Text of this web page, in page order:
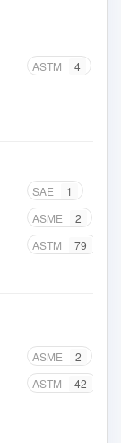
ASTM 4
SAE
1
ASME
2
ASTM
79
ASME
2
ASTM
42